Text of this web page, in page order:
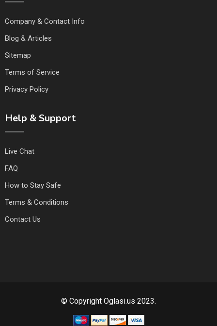
Company & Contact Info
Blog & Articles
Sitemap
Terms of Service
Privacy Policy
Help & Support
Live Chat
FAQ
How to Stay Safe
Terms & Conditions
Contact Us
© Copyright Oglasi.us 2023.